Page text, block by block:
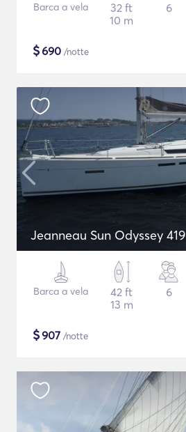
Barca a vela
32 ft
10 m
6
$690 /notte
Jeanneau Sun Odyssey 419
Barca a vela
42 ft
13 m
6
$907 /notte